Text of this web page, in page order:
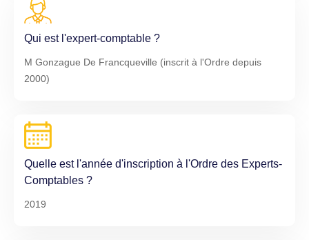
Qui est l'expert-comptable ?
M Gonzague De Francqueville (inscrit à l'Ordre depuis
2000)
Quelle est l'année d'inscription à l'Ordre des Experts-
Comptables ?
2019